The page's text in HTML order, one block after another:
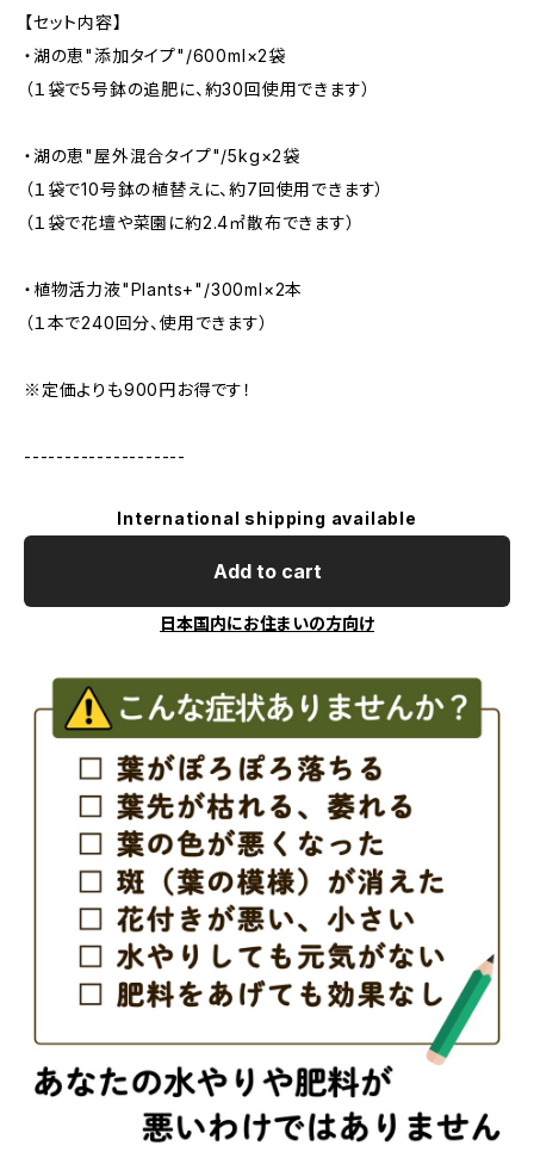
【セット内容】
・湖の恵"添加タイプ"/600ml×2袋
（１袋で5号鉢の追肥に、約30回使用できます）
・湖の恵"屋外混合タイプ"/5kg×2袋
（１袋で10号鉢の植替えに、約7回使用できます）
（１袋で花壇や菜園に約2.4㎡散布できます）
・植物活力液"Plants+"/300ml×2本
（１本で240回分、使用できます）
※定価よりも900円お得です！
--------------------
International shipping available
Add to cart
日本国内にお住まいの方向け